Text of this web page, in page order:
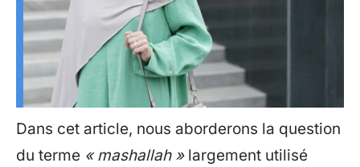
Dans cet article, nous aborderons la question
du terme « mashallah »largement utilisé